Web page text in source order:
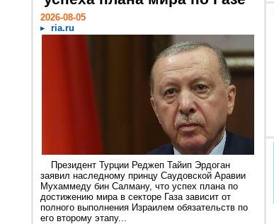
2026-08-05
ria.ru
Президент Турции Реджеп Тайип Эрдоган
заявил наследному принцу Саудовской Аравии
Мухаммеду бин Салману, что успех плана по
достижению мира в секторе Газа зависит от
полного выполнения Израилем обязательств по
его второму этапу...